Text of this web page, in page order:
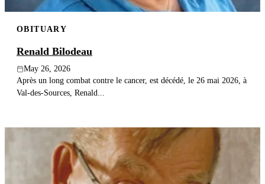
OBITUARY
Renald Bilodeau
May 26, 2026
Après un long combat contre le cancer, est décédé, le 26 mai 2026, à
Val-des-Sources, Renald...